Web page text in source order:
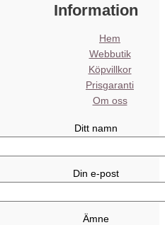
Information
Hem
Webbutik
Köpvillkor
Prisgaranti
Om oss
Ditt namn
Din e-post
Ämne